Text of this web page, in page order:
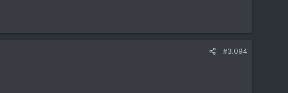
#3.094